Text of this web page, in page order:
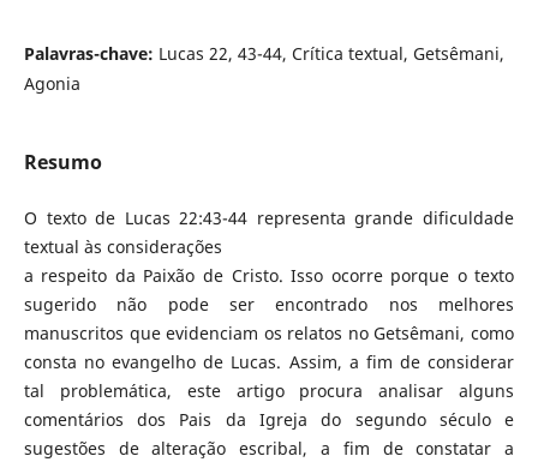
Palavras-chave: Lucas 22, 43-44, Crítica textual, Getsêmani,
Agonia
Resumo
O texto de Lucas 22:43-44 representa grande dificuldade
textual às considerações
a respeito da Paixão de Cristo. Isso ocorre porque o texto
sugerido não pode ser encontrado nos melhores
manuscritos que evidenciam os relatos no Getsêmani, como
consta no evangelho de Lucas. Assim, a fim de considerar
tal problemática, este artigo procura analisar alguns
comentários dos Pais da Igreja do segundo século e
sugestões de alteração escribal, a fim de constatar a